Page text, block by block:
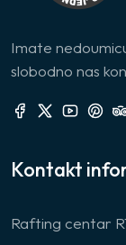
Imate
slobodno nas
Kontakt
Rafting centar